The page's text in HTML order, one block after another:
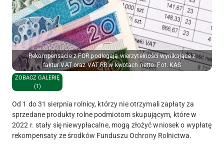
Rekompensacie z FOR podlegają wierzytelności wynikające z
faktur VAT oraz VAT RR w kwotach netto. Fot. KAS
ZOBACZ GALERIĘ
(1)
Od 1 do 31 sierpnia rolnicy, którzy nie otrzymali zapłaty za
sprzedane produkty rolne podmiotom skupującym, które w
2022 r. stały się niewypłacalne, mogą złożyć wniosek o wypłatę
rekompensaty ze środków Funduszu Ochrony Rolnictwa.